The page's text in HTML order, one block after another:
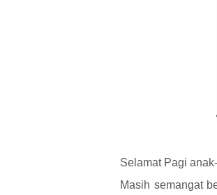
Selamat Pagi
Masih semangat